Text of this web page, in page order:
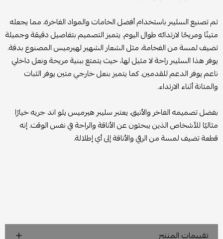
تم تصنيع السليبر باستخدام أفضل الخامات والمواد الفاخرة، مما يجعله
متينًا ومريحًا لارتدائه طوال اليوم. يتميز التصميم بتفاصيل دقيقة وجميلة
تضيف لمسة من الفخامة، مثل الشعار الشهير لهيرميس المصنوع بدقة.
يوفر هذا السليبر راحة لا مثيل لها، حيث يتمتع ببنية مريحة ونعل داخلي
ناعم يوفر الدعم للقدمين. كما يتميز بنعل خارجي متين يوفر الثبات
والمتانة أثناء الارتداء.
بفضل تصميمه الفاخر والأنيق، يعتبر سليبر هيرميس يلو اند جريه خيارًا
مثاليًا للأشخاص الذين يبحثون عن الأناقة والراحة في نفس الوقت. إنه
قطعة تضيف لمسة من الرقي والأناقة إلى أي إطلالة.
تقييمات المنتج